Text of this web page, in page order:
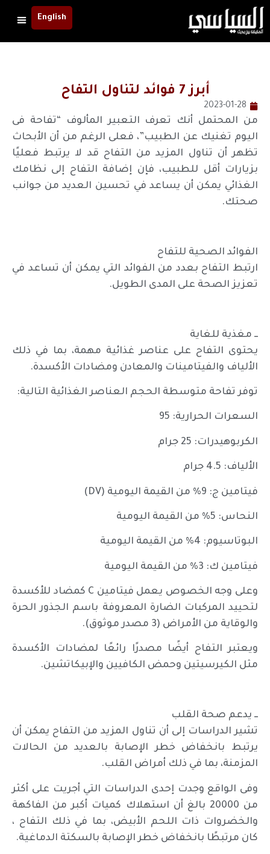
English
أبرز 7 فوائد لتناول التفاح
2023-01-28
من المحتمل أنك تعرف التعبير المألوف “تفاحة فى
اليوم تغنيك عن الطبيب”، فعلى الرغم من أن الأبحاث
تظهر أن تناول المزيد من التفاح قد لا يرتبط فعليًا
بزيارات أقل للطبيب، فإن إضافة التفاح إلى نظامك
الغذائي يمكن أن يساعد في تحسين العديد من جوانب
صحتك.
الفوائد الصحية للتفاح
ارتبط التفاح بعدد من الفوائد التي يمكن أن تساعد في
تعزيز الصحة على المدى الطويل.
ــ مغذية للغاية
يحتوى التفاح على عناصر غذائية مهمة، بما في ذلك
الألياف والفيتامينات والمعادن ومضادات الأكسدة.
توفر تفاحة متوسطة الحجم العناصر الغذائية التالية:
السعرات الحرارية: 95
الكربوهيدرات: 25 جرام
الألياف: 4.5 جرام
فيتامين ج: 9% من القيمة اليومية (DV)
النحاس: 5% من القيمة اليومية
البوتاسيوم: 4% من القيمة اليومية
فيتامين ك: 3% من القيمة اليومية
وعلى وجه الخصوص يعمل فيتامين C كمضاد للأكسدة
لتحييد المركبات الضارة المعروفة باسم الجذور الحرة
والوقاية من الأمراض (3 مصدر موثوق).
ويعتبر التفاح أيضًا مصدرًا رائعًا لمضادات الأكسدة
مثل الكيرسيتين وحمض الكافيين والإبيكاتشين.
ــ يدعم صحة القلب
تشير الدراسات إلى أن تناول المزيد من التفاح يمكن أن
يرتبط بانخفاض خطر الإصابة بالعديد من الحالات
المزمنة، بما في ذلك أمراض القلب.
وفى الواقع وجدت إحدى الدراسات التي أجريت على أكثر
من 20000 بالغ أن استهلاك كميات أكبر من الفاكهة
والخضروات ذات اللحم الأبيض، بما في ذلك التفاح ،
كان مرتبطًا بانخفاض خطر الإصابة بالسكتة الدماغية.